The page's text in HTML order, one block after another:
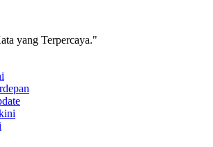
yang Terpercaya."